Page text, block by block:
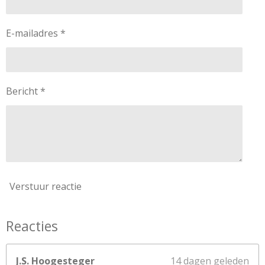
5
r
n n
E-mailadres *
Bericht *
Verstuur reactie
Reacties
J.S. Hoogesteger 14 dagen geleden